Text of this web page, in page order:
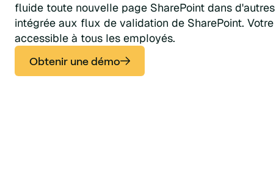
fluide toute nouvelle page SharePoint dans
intégrée aux flux de validation de SharePoint.
accessible à tous les employés.
Obtenir une démo